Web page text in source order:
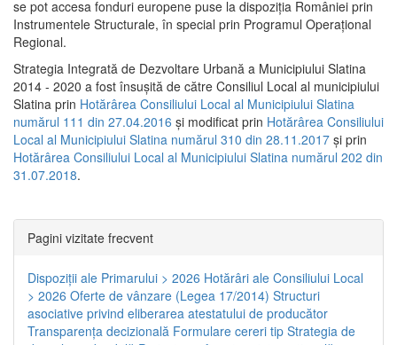
se pot accesa fonduri europene puse la dispoziţia României prin
Instrumentele Structurale, în special prin Programul Operațional
Regional.
Strategia Integrată de Dezvoltare Urbană a Municipiului Slatina
2014 - 2020 a fost însuşită de către Consiliul Local al municipiului
Slatina prin Hotărârea Consiliului Local al Municipiului Slatina
numărul 111 din 27.04.2016 și modificat prin Hotărârea Consiliului
Local al Municipiului Slatina numărul 310 din 28.11.2017 și prin
Hotărârea Consiliului Local al Municipiului Slatina numărul 202 din
31.07.2018.
Pagini vizitate frecvent
Dispoziţii ale Primarului > 2026 Hotărâri ale Consiliului Local
> 2026 Oferte de vânzare (Legea 17/2014) Structuri
asociative privind eliberarea atestatului de producător
Transparenţa decizională Formulare cereri tip Strategia de